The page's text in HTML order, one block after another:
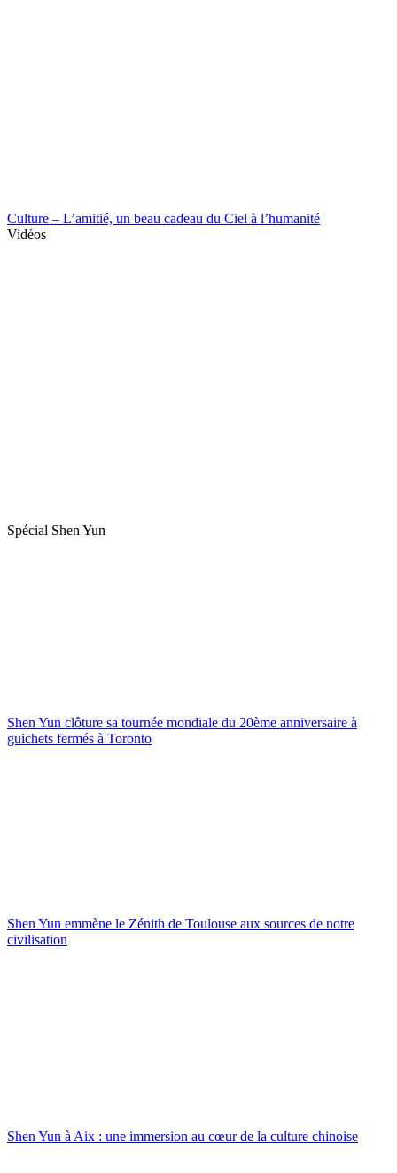
Culture – L’amitié, un beau cadeau du Ciel à l’humanité
Vidéos
Spécial Shen Yun
Shen Yun clôture sa tournée mondiale du 20ème anniversaire à
guichets fermés à Toronto
Shen Yun emmène le Zénith de Toulouse aux sources de notre
civilisation
Shen Yun à Aix : une immersion au cœur de la culture chinoise